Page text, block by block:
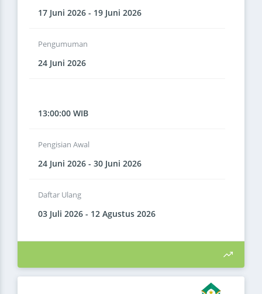
17 Juni 2026 - 19 Juni 2026
Pengumuman
24 Juni 2026
13:00:00 WIB
Pengisian Awal
24 Juni 2026 - 30 Juni 2026
Daftar Ulang
03 Juli 2026 - 12 Agustus 2026